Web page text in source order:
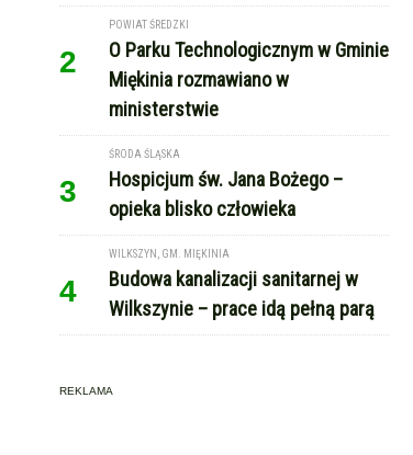
2
POWIAT ŚREDZKI
O Parku Technologicznym w Gminie
Miękinia rozmawiano w
ministerstwie
3
ŚRODA ŚLĄSKA
Hospicjum św. Jana Bożego –
opieka blisko człowieka
4
WILKSZYN, GM. MIĘKINIA
Budowa kanalizacji sanitarnej w
Wilkszynie – prace idą pełną parą
REKLAMA